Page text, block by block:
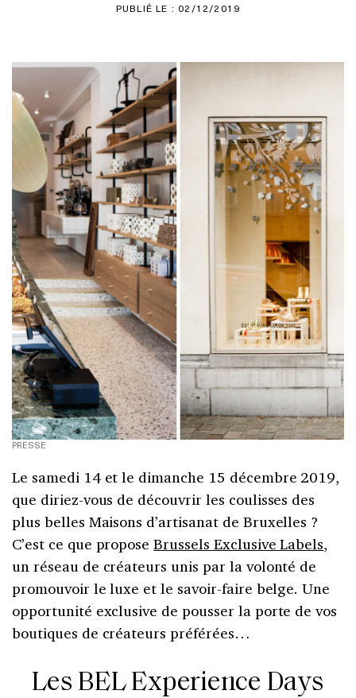
PUBLIÉ LE : 02/12/2019
PRESSE
Le samedi 14 et le dimanche 15 décembre 2019,
que diriez-vous de découvrir les coulisses des
plus belles Maisons d’artisanat de Bruxelles ?
C’est ce que proposeBrussels Exclusive Labels,
un réseau de créateurs unis par la volonté de
promouvoir le luxe et le savoir-faire belge. Une
opportunité exclusive de pousser la porte de vos
boutiques de créateurs préférées…
Les BEL Experience Days